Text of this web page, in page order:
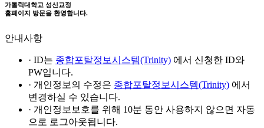
가톨릭대학교 성신교정
홈페이지 방문을 환영합니다.
안내사항
· ID는 종합포탈정보시스템(Trinity) 에서 신청한 ID와
PW입니다.
· 개인정보의 수정은 종합포탈정보시스템(Trinity) 에서
변경하실 수 있습니다.
· 개인정보보호를 위해 10분 동안 사용하지 않으면 자동
으로 로그아웃됩니다.